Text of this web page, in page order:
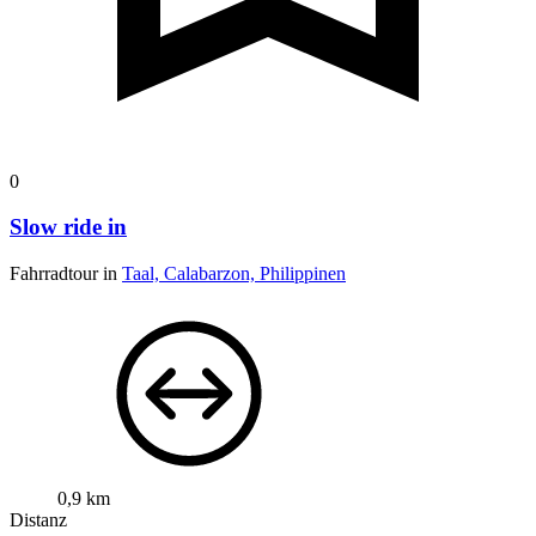
0
Slow ride in
Fahrradtour in Taal, Calabarzon, Philippinen
0,9 km
Distanz